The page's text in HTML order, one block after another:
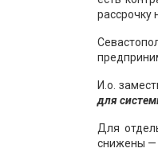
рассрочку
И.о.
для
Для
снижены —